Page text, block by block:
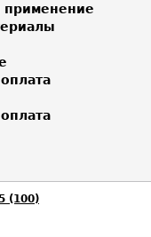
применение
(100)